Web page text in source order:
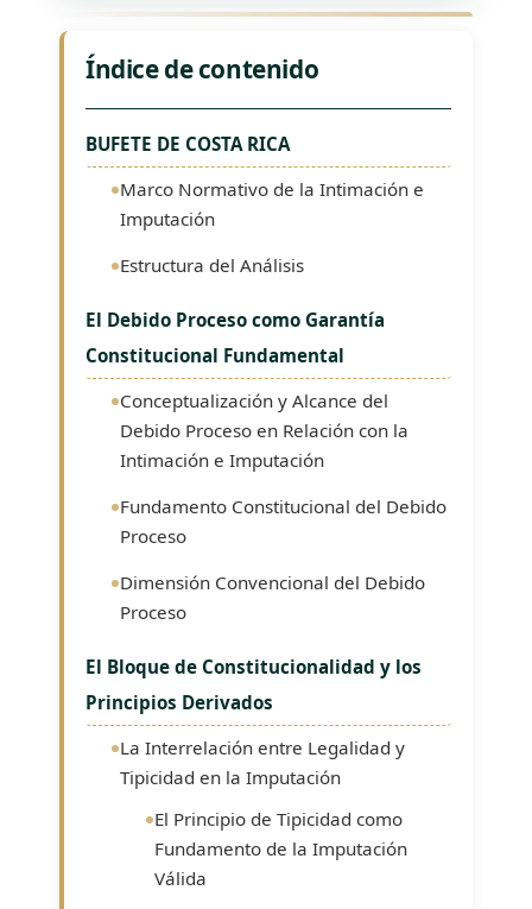
Índice de contenido
BUFETE DE COSTA RICA
Marco Normativo de la Intimación e
Imputación
Estructura del Análisis
El Debido Proceso como Garantía
Constitucional Fundamental
Conceptualización y Alcance del
Debido Proceso en Relación con la
Intimación e Imputación
Fundamento Constitucional del Debido
Proceso
Dimensión Convencional del Debido
Proceso
El Bloque de Constitucionalidad y los
Principios Derivados
La Interrelación entre Legalidad y
Tipicidad en la Imputación
El Principio de Tipicidad como
Fundamento de la Imputación
Válida